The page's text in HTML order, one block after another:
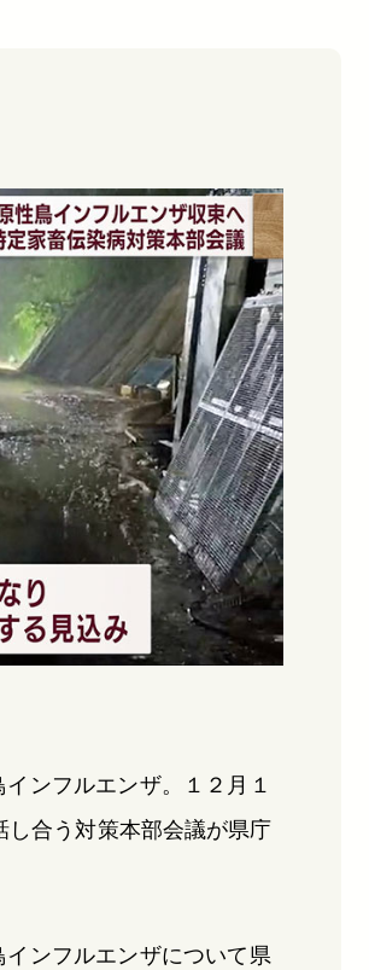
ンフルエンザ。１２月１
し合う対策本部会議が県庁
ンフルエンザについて県